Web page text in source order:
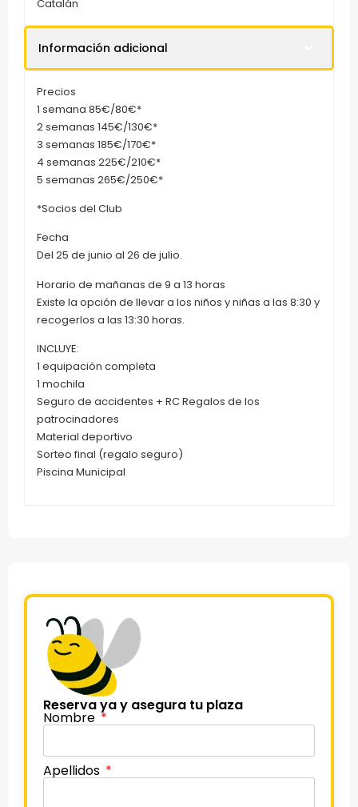
Catalán
Información adicional
Precios
1 semana 85€/80€*
2 semanas 145€/130€*
3 semanas 185€/170€*
4 semanas 225€/210€*
5 semanas 265€/250€*
*Socios del Club
Fecha
Del 25 de junio al 26 de julio.
Horario de mañanas de 9 a 13 horas
Existe la opción de llevar a los niños y niñas a las 8:30 y
recogerlos a las 13:30 horas.
INCLUYE:
1 equipación completa
1 mochila
Seguro de accidentes + RC Regalos de los
patrocinadores
Material deportivo
Sorteo final (regalo seguro)
Piscina Municipal
Reserva ya y asegura tu plaza
Nombre
Apellidos